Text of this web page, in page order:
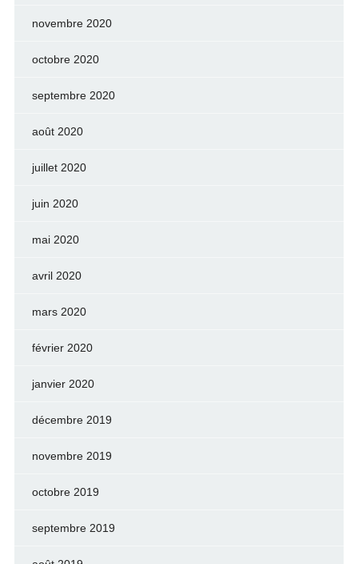
novembre 2020
octobre 2020
septembre 2020
août 2020
juillet 2020
juin 2020
mai 2020
avril 2020
mars 2020
février 2020
janvier 2020
décembre 2019
novembre 2019
octobre 2019
septembre 2019